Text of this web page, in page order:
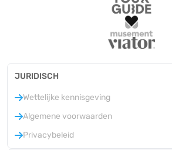
JURIDISCH
Wettelijke kennisgeving
Algemene voorwaarden
Privacybeleid